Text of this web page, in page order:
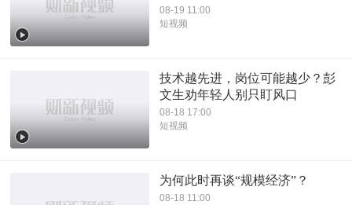
08-19 11:00
短视频
技术越先进，岗位可能越少？彭
文生劝年轻人别只盯风口
08-18 17:00
短视频
为何此时再谈“规模经济”？
08-18 11:00